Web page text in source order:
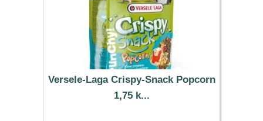
Versele-Laga Crispy-Snack Popcorn
1,75 k...